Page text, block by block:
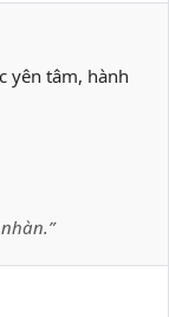
yên tâm, hành